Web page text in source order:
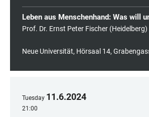
Leben aus Menschenhand: Was will
Prof. Dr. Ernst Peter Fischer (Heidelberg)
Neue Universität, Hörsaal 14,
Tuesday 11.6.2024
21:00